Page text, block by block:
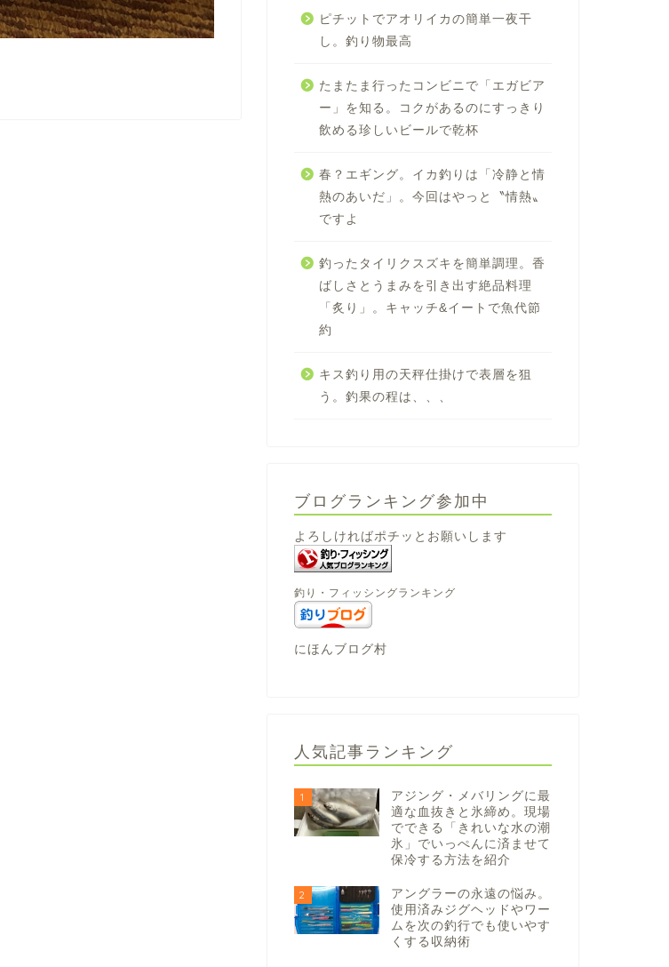
ピチットでアオリイカの簡単一夜干
し。釣り物最高
たまたま行ったコンビニで「エガビア
ー」を知る。コクがあるのにすっきり
飲める珍しいビールで乾杯
春？エギング。イカ釣りは「冷静と情
熱のあいだ」。今回はやっと〝情熱〟
ですよ
釣ったタイリクスズキを簡単調理。香
ばしさとうまみを引き出す絶品料理
「炙り」。キャッチ&イートで魚代節
約
キス釣り用の天秤仕掛けで表層を狙
う。釣果の程は、、、
ブログランキング参加中
よろしければポチッとお願いします
釣り・フィッシングランキング
にほんブログ村
人気記事ランキング
1
アジング・メバリングに最
適な血抜きと氷締め。現場
でできる「きれいな水の潮
氷」でいっぺんに済ませて
保冷する方法を紹介
2
アングラーの永遠の悩み。
使用済みジグヘッドやワー
ムを次の釣行でも使いやす
くする収納術